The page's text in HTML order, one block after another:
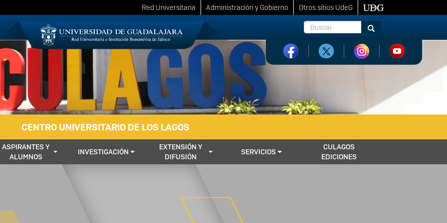
Red Universitaria Administración y Gobierno
Otros sitios UdeG
Buscar
Buscar
CENTRO UNIVERSITARIO DE LOS LAGOS
ASPIRANTES Y
ALUMNOS
INVESTIGACIÓN
EXTENSIÓN Y
DIFUSIÓN
SERVICIOS
CULAGOS
EDICIONES